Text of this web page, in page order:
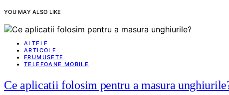
YOU MAY ALSO LIKE
ALTELE
ARTICOLE
FRUMUSETE
TELEFOANE MOBILE
Ce aplicatii folosim pentru a masura